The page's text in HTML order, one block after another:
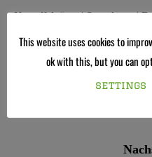
Kartoffelpüree | Sauerkraut |
Geschmorte Terijaki
Gemüse Sommerrollen
This website uses cookies to
ok with this, but you can
settings